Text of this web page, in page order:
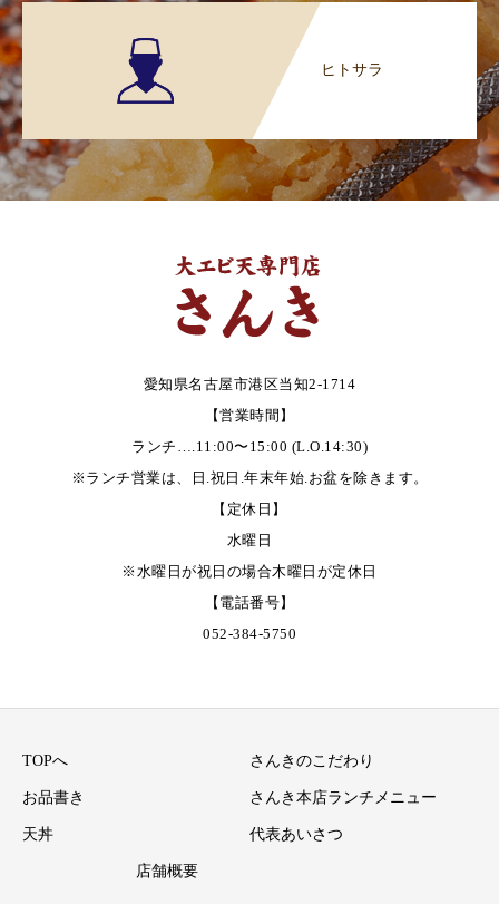
ヒトサラ
愛知県名古屋市港区当知2-1714
【営業時間】
ランチ….11:00〜15:00 (L.O.14:30)
※ランチ営業は、日.祝日.年末年始.お盆を除きます。
【定休日】
水曜日
※水曜日が祝日の場合木曜日が定休日
【電話番号】
052-384-5750
TOPへ さんきのこだわり
お品書き さんき本店ランチメニュー
天丼 代表あいさつ
店舗概要